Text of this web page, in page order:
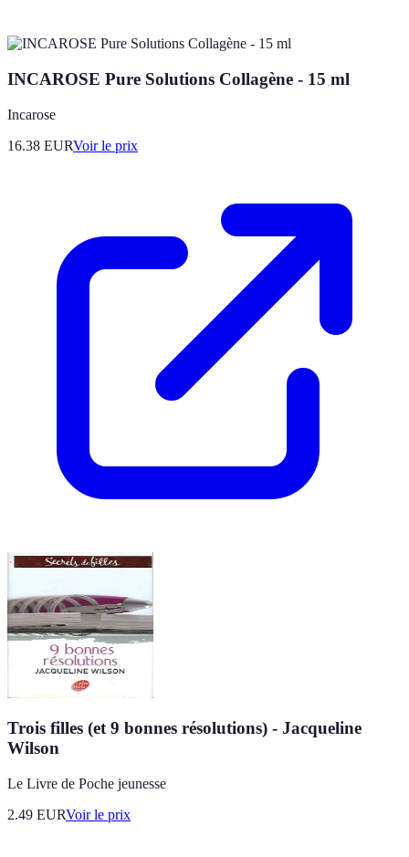
INCAROSE Pure Solutions Collagène - 15 ml
Incarose
16.38 EURVoir le prix
Trois filles (et 9 bonnes résolutions) - Jacqueline
Wilson
Le Livre de Poche jeunesse
2.49 EURVoir le prix